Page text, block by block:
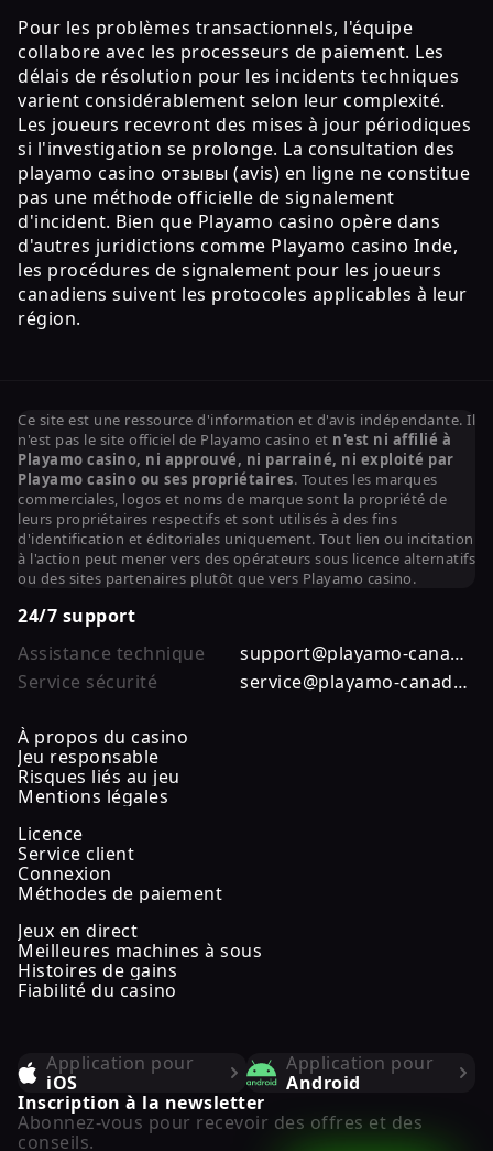
Pour les problèmes transactionnels, l'équipe
collabore avec les processeurs de paiement. Les
délais de résolution pour les incidents techniques
varient considérablement selon leur complexité.
Les joueurs recevront des mises à jour périodiques
si l'investigation se prolonge. La consultation des
playamo casino отзывы (avis) en ligne ne constitue
pas une méthode officielle de signalement
d'incident. Bien que Playamo casino opère dans
d'autres juridictions comme Playamo casino Inde,
les procédures de signalement pour les joueurs
canadiens suivent les protocoles applicables à leur
région.
Ce site est une ressource d'information et d'avis indépendante. Il
n'est pas le site officiel de Playamo casino et n'est ni affilié à
Playamo casino, ni approuvé, ni parrainé, ni exploité par
Playamo casino ou ses propriétaires. Toutes les marques
commerciales, logos et noms de marque sont la propriété de
leurs propriétaires respectifs et sont utilisés à des fins
d'identification et éditoriales uniquement. Tout lien ou incitation
à l'action peut mener vers des opérateurs sous licence alternatifs
ou des sites partenaires plutôt que vers Playamo casino.
24/7 support
Assistance technique
support@playamo-canada.ca
Service sécurité
service@playamo-canada.ca
À propos du casino
Jeu responsable
Risques liés au jeu
Mentions légales
Licence
Service client
Connexion
Méthodes de paiement
Jeux en direct
Meilleures machines à sous
Histoires de gains
Fiabilité du casino
Inscription à la newsletter
Abonnez-vous pour recevoir des offres et des
conseils.
Application pour
iOS
Application pour
Android